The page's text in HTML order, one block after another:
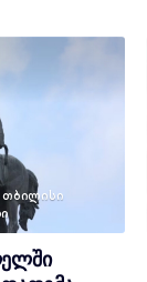
ᲗᲑᲘᲚᲘᲡᲘ